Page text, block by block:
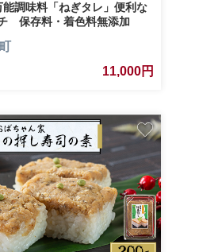
能調味料「ねぎタレ」便利な
保存料・着色料無添加
11,000円